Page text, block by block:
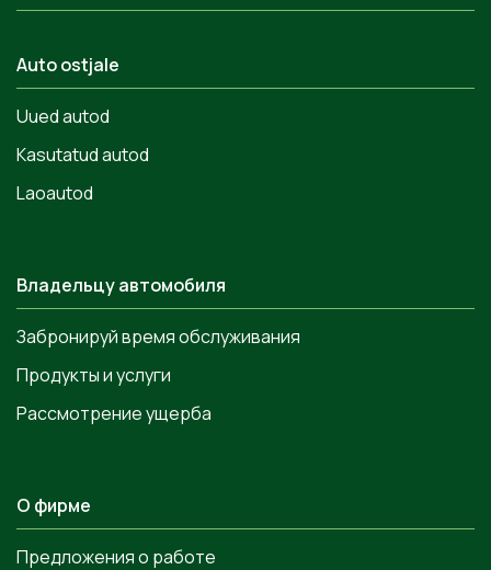
Auto ostjale
Uued autod
Kasutatud autod
Laoautod
Владельцу автомобиля
Забронируй время обслуживания
Продукты и услуги
Рассмотрение ущерба
О фирме
Предложения о работе